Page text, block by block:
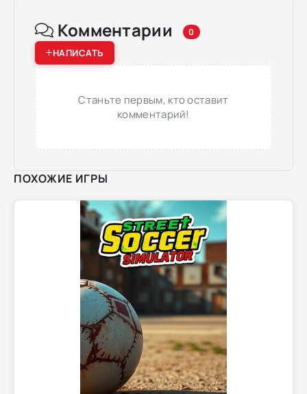
Комментарии 0
НАПИСАТЬ
Станьте первым, кто оставит
комментарий!
ПОХОЖИЕ ИГРЫ